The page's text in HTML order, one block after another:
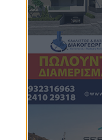
επιβάτες αναχωρούν
Ραφήνα και Λαύριο
• πριν 14 ώρες
Τι αλλάζει το
τουριστικές επενδύσεις
Τοπικές Ειδήσεις• πριν 14 ώρες
ΥΠΑΑΤ: 12,5 εκατ. ευρώ